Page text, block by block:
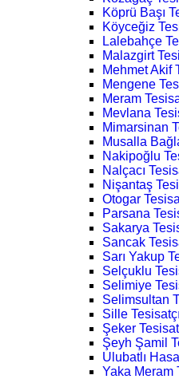
Köprü Başı
Köyceğiz
Lalebahçe
Malazgirt
Mehmet Akif
Mengene
Meram
Mevlana
Mimarsinan
Musalla
Nakipoğlu
Nalçacı
Nişantaş
Otogar
Parsana
Sakarya
Sancak
Sarı Yakup
Selçuklu
Selimiye
Selimsultan
Sille Tesisatçı
Şeker
Şeyh Şamil
Ulubatlı
Yaka Meram